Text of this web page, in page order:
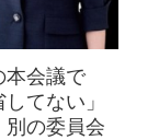
本会議で
てない」
の委員会